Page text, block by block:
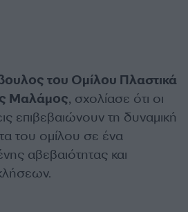
του Ομίλου Πλαστικά
Μαλάμος, σχολίασε ότι οι
επιβεβαιώνουν τη δυναμική
του ομίλου σε ένα
αβεβαιότητας και